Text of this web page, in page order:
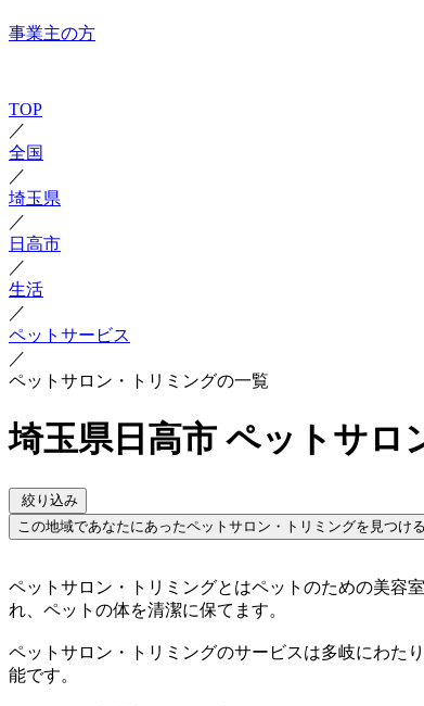
事業主の方
TOP
／
全国
／
埼玉県
／
日高市
／
生活
／
ペットサービス
／
ペットサロン・トリミングの一覧
埼玉県日高市 ペットサロ
絞り込み
この地域であなたにあったペットサロン・トリミングを見つけ
ペットサロン・トリミングとはペットのための美容
れ、ペットの体を清潔に保てます。
ペットサロン・トリミングのサービスは多岐にわた
能です。